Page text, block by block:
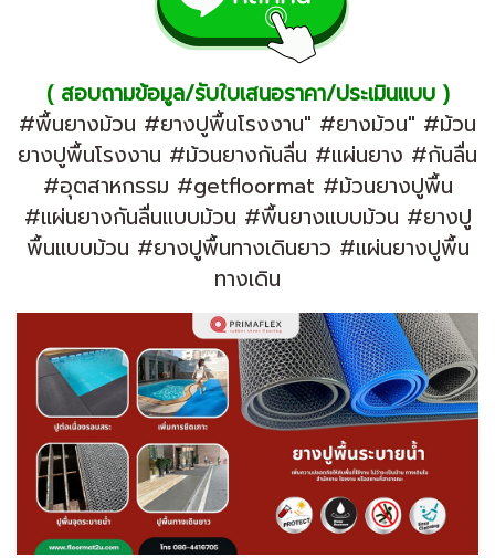
( สอบถามข้อมูล/รับใบเสนอราคา/ประเมินเเบบ )
#พื้นยางม้วน #ยางปูพื้นโรงงาน" #ยางม้วน" #ม้วน
ยางปูพื้นโรงงาน #ม้วนยางกันลื่น #แผ่นยาง #กันลื่น
#อุตสาหกรรม #getfloormat #ม้วนยางปูพื้น
#แผ่นยางกันลื่นแบบม้วน #พื้นยางแบบม้วน #ยางปู
พื้นแบบม้วน #ยางปูพื้นทางเดินยาว #เเผ่นยางปูพื้น
ทางเดิน